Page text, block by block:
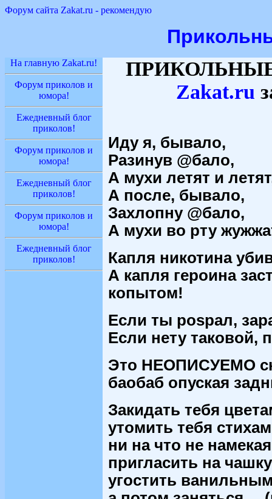
Форум сайта Zakat.ru - рекомендую
П
На главную Zakat.ru!
Форум приколов и
юмора!
Ежедневный блог
приколов!
Форум приколов и
юмора!
Ежедневный блог
приколов!
Форум приколов и
юмора!
Ежедневный блог
приколов!
Zakat.ru
Иду я, бывало,
Разинув @бало,
А мухи летят и
А после, бывало,
Захлопну @бало,
А мухи во рту
Капля никотина
А капля героина
копытом!
Если ты posрал,
Если нету таковой,
Это НЕОПИСУЕМО
баобаб опуская
Закидать тебя
утомить тебя
ни на что не
пригласить на
угостить